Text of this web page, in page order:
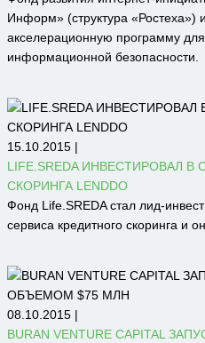
Информ» (структура «Ростеха»)
акселерационную программу для
информационной безопасности.
15.10.2015 |
LIFE.SREDA ИНВЕСТИРОВАЛ
СКОРИНГА LENDDO
Фонд Life.SREDA стал лид-
сервиса кредитного скоринга и
08.10.2015 |
BURAN VENTURE CAPITAL